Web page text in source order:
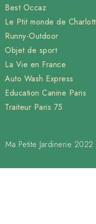
Best Occaz
Le Ptit monde de
Runny-Outdoor
Objet de sport
La Vie en France
Auto Wash Express
Education Canine Paris
Traiteur Paris 75
Ma Petite Jardinerie